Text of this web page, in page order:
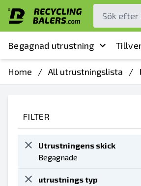
Begagnad utrustning
Home / All utrustningslista /
FILTER
Utrustningens skick
Begagnade
utrustnings typ